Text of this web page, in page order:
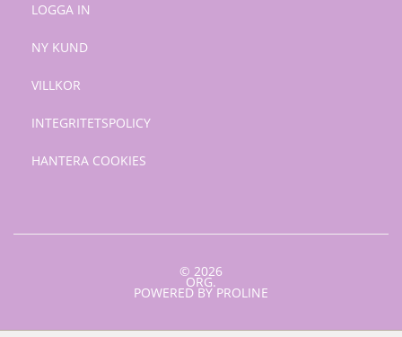
LOGGA IN
NY KUND
VILLKOR
INTEGRITETSPOLICY
HANTERA COOKIES
© 2026
ORG.
POWERED BY PROLINE